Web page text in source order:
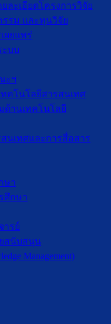
ละเอียดโครงการวิจัย
รรม และทุนวิจัย
ผยแพร่
ะบบ
ะฯ
คโนโลยีสารสนเทศ
ด้านเทคโนโลยี
นเทศและการสื่อสาร
ษา
ศึกษา
ารย์
สนับสนุน
Management)